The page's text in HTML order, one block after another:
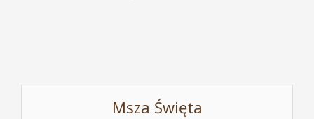
Msza Święta